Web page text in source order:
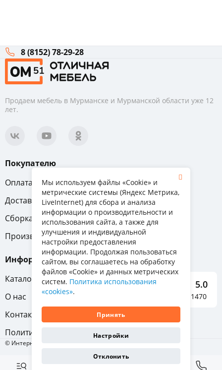
8 (8152) 78-29-28
Продаем мебель в Мурманске и Мурманской области уже 12
лет.
Покупателю
Оплата
Вопрос-ответ
Доставка
Обмен и возврат
Сборка
Гарантия
Производители
Информация
Каталог мебели
О нас
Контакты
Политика конфиденциальности
5.0
Отзывы о нас 1470
© Интернет-магазин «Отличная мебель», 2011-2026
Мы используем файлы «Cookie» и
метрические системы (Яндекс Метрика,
LiveInternet) для сбора и анализа
информации о производительности и
использования сайта, а также для
улучшения и индивидуальной
настройки предоставления
информации. Продолжая пользоваться
сайтом, вы соглашаетесь на обработку
файлов «Cookie» и данных метрических
систем. Политика использования
«cookies».
Принять
Настройки
Отклонить